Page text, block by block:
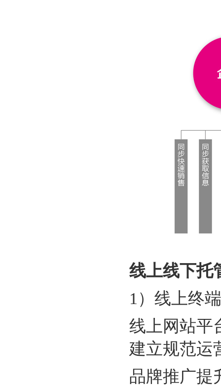
线上线下托
1） 线上终
线上网站平
建立规范运
品牌推广提